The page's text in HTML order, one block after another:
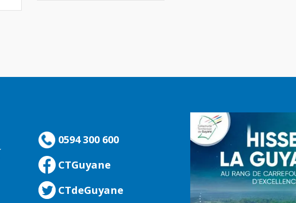
0594 300 600
CTGuyane
CTdeGuyane